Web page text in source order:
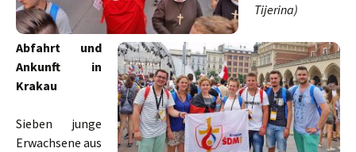
Tijerina)
Abfahrt und
Ankunft in
Krakau
Sieben junge
Erwachsene aus